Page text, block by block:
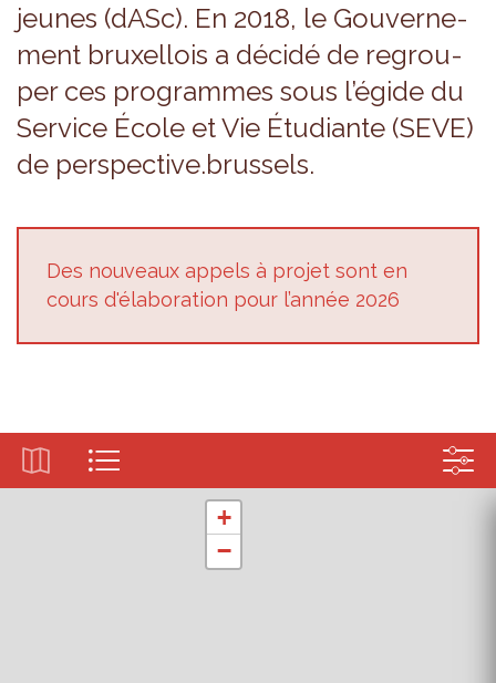
jeunes (dASc). En 2018, le Gou­ver­ne­
ment bruxel­lois a décidé de regrou­
per ces pro­grammes sous l’égide du
Ser­vice École et Vie Étu­diante (SEVE)
de pers­pec­tive.brus­sels.
Des nou­veaux appels à pro­jet sont en
cours d'éla­bo­ra­tion pour l’an­née 2026
+
−